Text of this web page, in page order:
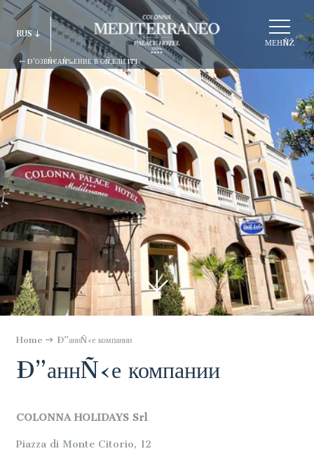
МЕНÑŽ
Ð’ОЗВÑ€АÑ‰ЕНИЕ В ОÑ‚ЕЛИ ITI
RUS
ITA
ENG
FRA
DEU
ESP
ВÑ‹БÑ€АÑ‚ÑŒ
СÑ‚Ñ€ÑƑКÑ‚ÑƑÑ€ÑƑ
Home Ð”аннÑ‹е компании
Ð”аннÑ‹е компании
COLONNA HOLIDAYS Srl
Piazza di Monte Citorio, 12